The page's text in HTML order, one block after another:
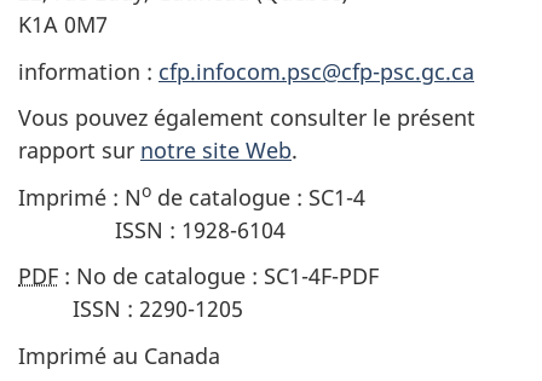
K1A 0M7
information : cfp.infocom.psc@cfp-psc.gc.ca
Vous pouvez également consulter le présent
rapport sur notre site Web.
Imprimé : No de catalogue : SC1-4
ISSN : 1928-6104
PDF : No de catalogue : SC1-4F-PDF
ISSN : 2290-1205
Imprimé au Canada